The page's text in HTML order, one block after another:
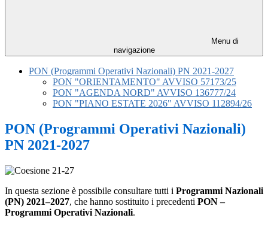
Menu di
navigazione
PON (Programmi Operativi Nazionali) PN 2021-2027
PON "ORIENTAMENTO" AVVISO 57173/25
PON "AGENDA NORD" AVVISO 136777/24
PON "PIANO ESTATE 2026" AVVISO 112894/26
PON (Programmi Operativi Nazionali)
PN 2021-2027
In questa sezione è possibile consultare tutti i Programmi Nazionali
(PN) 2021–2027, che hanno sostituito i precedenti PON –
Programmi Operativi Nazionali.